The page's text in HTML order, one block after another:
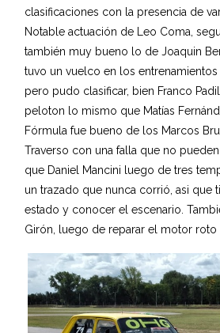
clasificaciones con la presencia de
Notable actuación de Leo Coma,
también muy bueno lo de Joaquin
tuvo un vuelco en los
pero pudo clasificar, bien Franco
peloton lo mismo que Matías
Fórmula fue bueno de los Marcos
Traverso con una falla que no
que Daniel Mancini luego de tres
un trazado que nunca corrió, asi que
estado y conocer el escenario.
Girón, luego de reparar el motor roto